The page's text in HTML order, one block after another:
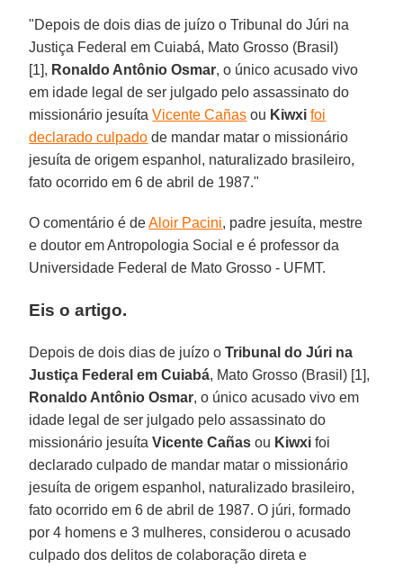
"Depois de dois dias de juízo o Tribunal do Júri na
Justiça Federal em Cuiabá, Mato Grosso (Brasil)
[1], Ronaldo Antônio Osmar, o único acusado vivo
em idade legal de ser julgado pelo assassinato do
missionário jesuítaVicente Cañas ou Kiwxifoi
declarado culpado de mandar matar o missionário
jesuíta de origem espanhol, naturalizado brasileiro,
fato ocorrido em 6 de abril de 1987."
O comentário é deAloir Pacini, padre jesuíta, mestre
e doutor em Antropologia Social e é professor da
Universidade Federal de Mato Grosso - UFMT.
Eis o artigo.
Depois de dois dias de juízo o Tribunal do Júri na
Justiça Federal em Cuiabá, Mato Grosso (Brasil) [1],
Ronaldo Antônio Osmar, o único acusado vivo em
idade legal de ser julgado pelo assassinato do
missionário jesuítaVicente Cañas ou Kiwxi foi
declarado culpado de mandar matar o missionário
jesuíta de origem espanhol, naturalizado brasileiro,
fato ocorrido em 6 de abril de 1987. O júri, formado
por 4 homens e 3 mulheres, considerou o acusado
culpado dos delitos de colaboração direta e